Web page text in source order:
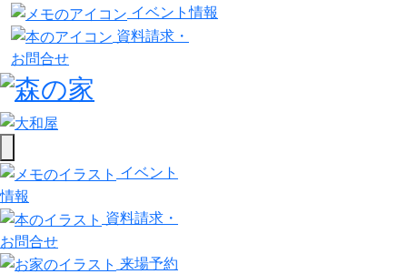
イベント情報
資料請求・
お問合せ
イベント
情報
資料請求・
お問合せ
来場予約